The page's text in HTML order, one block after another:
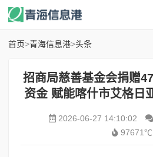
首页>青海信息港>头条
招商局慈善基金会捐赠
资金 赋能喀什市艾格日
2026-06-27 14:10:02
97671℃